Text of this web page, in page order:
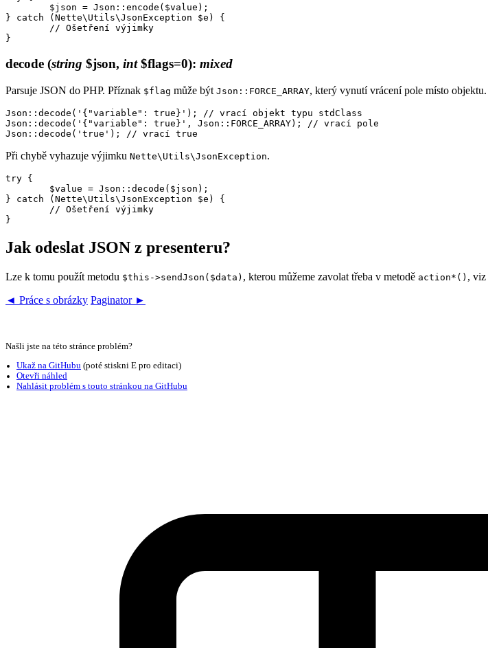
} catch (Nette\Utils\JsonException $e) {
decode (string $json, int$flags=0): mixed
Parsuje JSON do PHP. Příznak $flag může být Json::FORCE_ARRAY, který vynutí vrácení pole místo objektu.
Json::decode('{"variable": true}'); // vrací objekt typu stdClass
Json::decode('{"variable": true}', Json::FORCE_ARRAY); // vrací pole
Při chybě vyhazuje výjimku Nette\Utils\JsonException.
try {
} catch (Nette\Utils\JsonException $e) {
Jak odeslat JSON z presenteru?
Lze k tomu použít metodu $this->sendJson($data) , kterou můžeme zavolat třeba v metodě action*() , viz
◄ Práce s obrázky Paginator ►
(poté stiskni E pro editaci)
Nahlásit problém s touto stránkou na GitHubu